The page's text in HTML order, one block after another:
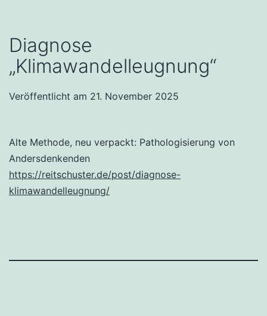
Diagnose
„Klimawandelleugnung“
Veröffentlicht am 21. November 2025
Alte Methode, neu verpackt: Pathologisierung von
Andersdenkenden
https://reitschuster.de/post/diagnose-
klimawandelleugnung/